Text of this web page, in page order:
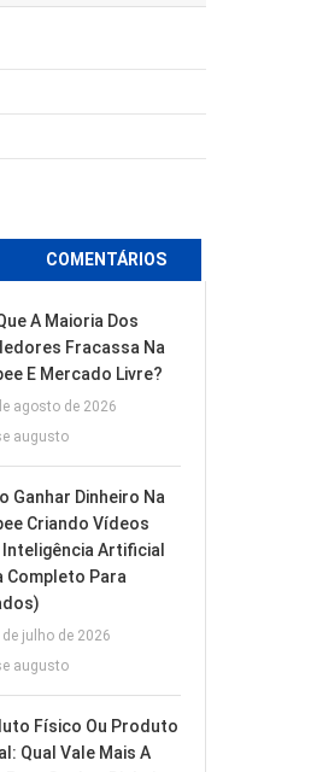
COMENTÁRIOS
A Maioria Dos
Fracassa Na
E Mercado Livre?
agosto de 2026
augusto
Ganhar Dinheiro Na
Criando Vídeos
Inteligência Artificial
Completo Para
de julho de 2026
augusto
Físico Ou Produto
Qual Vale Mais A